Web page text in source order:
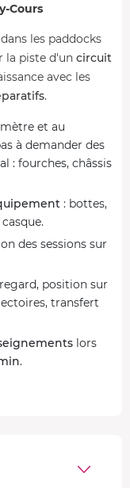
Cours
les paddocks
la piste d'un circuit
avec les
.
et au
à demander des
: fourches, châssis
: bottes,
des sessions sur
position sur
transfert
lors
.